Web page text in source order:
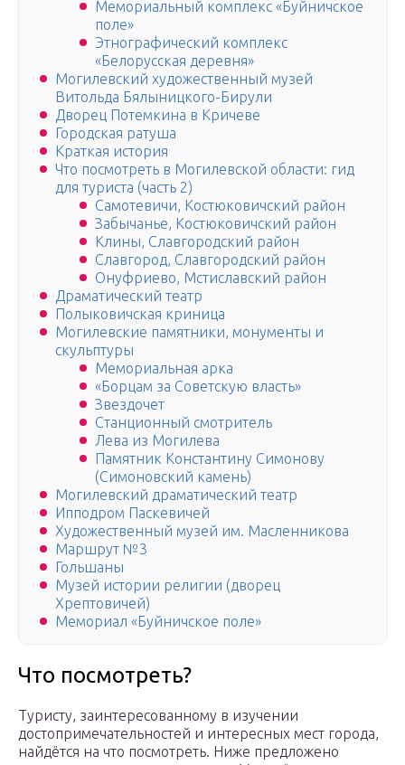
Мемориальный комплекс «Буйничское
поле»
Этнографический комплекс
«Белорусская деревня»
Могилевский художественный музей
Витольда Бялыницкого-Бирули
Дворец Потемкина в Кричеве
Городская ратуша
Краткая история
Что посмотреть в Могилевской области: гид
для туриста (часть 2)
Самотевичи, Костюковичский район
Забычанье, Костюковичский район
Клины, Славгородский район
Славгород, Славгородский район
Онуфриево, Мстиславский район
Драматический театр
Полыковичская криница
Могилевские памятники, монументы и
скульптуры
Мемориальная арка
«Борцам за Советскую власть»
Звездочет
Станционный смотритель
Лева из Могилева
Памятник Константину Симонову
(Симоновский камень)
Могилевский драматический театр
Ипподром Паскевичей
Художественный музей им. Масленникова
Маршрут №3
Гольшаны
Музей истории религии (дворец
Хрептовичей)
Мемориал «Буйничское поле»
Что посмотреть?
Туристу, заинтересованному в изучении
достопримечательностей и интересных мест города,
найдётся на что посмотреть. Ниже предложено